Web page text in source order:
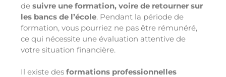
desuivre une formation, voire de retourner sur
les bancs de l’école. Pendant la période de
formation, vous pourriez ne pas être rémunéré,
ce qui nécessite une évaluation attentive de
votre situation financière.
Il existe desformations professionnelles